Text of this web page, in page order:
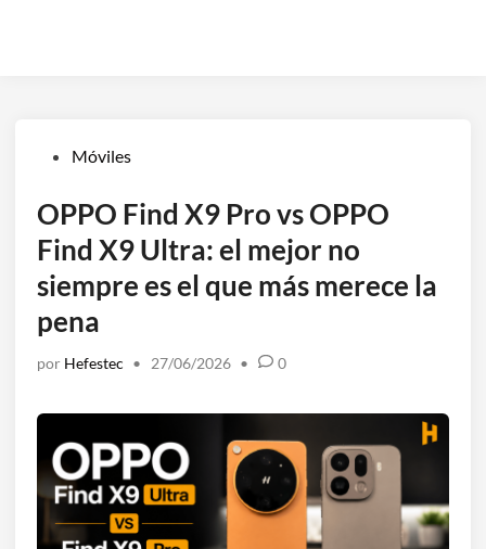
Publicado
Móviles
OPPO Find X9 Pro vs OPPO
Find X9 Ultra: el mejor no
siempre es el que más merece la
pena
por Hefestec • 27/06/2026 • 0